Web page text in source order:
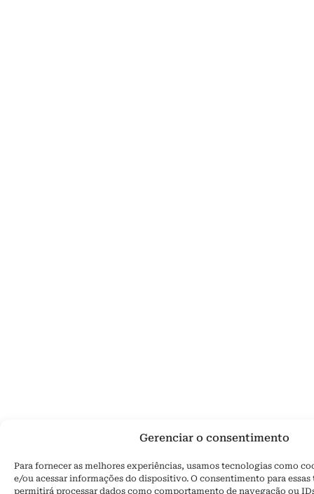
Gerenciar o consentimento
Para fornecer as melhores experiências, usamos tecnologias como
e/ou acessar informações do dispositivo. O consentimento para
permitirá processar dados como comportamento de navegação ou